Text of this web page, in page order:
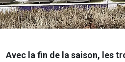
Avec la fin de la saison, les